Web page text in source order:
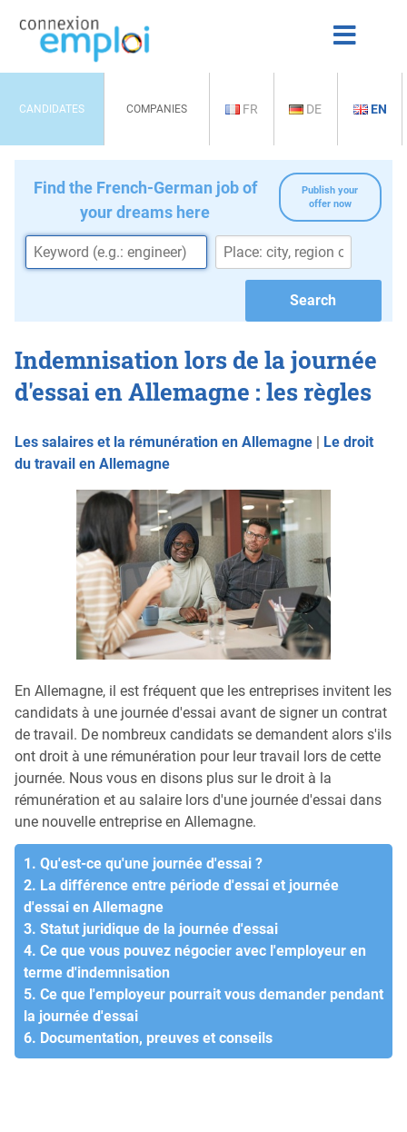
CANDIDATES COMPANIES FR DE EN
Publish your
offer now
Find the French-German job of
your dreams here
Indemnisation lors de la journée
d'essai en Allemagne : les règles
Les salaires et la rémunération en Allemagne | Le droit
du travail en Allemagne
En Allemagne, il est fréquent que les entreprises invitent les
candidats à une journée d'essai avant de signer un contrat
de travail. De nombreux candidats se demandent alors s'ils
ont droit à une rémunération pour leur travail lors de cette
journée. Nous vous en disons plus sur le droit à la
rémunération et au salaire lors d'une journée d'essai dans
une nouvelle entreprise en Allemagne.
1. Qu'est-ce qu'une journée d'essai ?
2. La différence entre période d'essai et journée
d'essai en Allemagne
3. Statut juridique de la journée d'essai
4. Ce que vous pouvez négocier avec l'employeur en
terme d'indemnisation
5. Ce que l'employeur pourrait vous demander pendant
la journée d'essai
6. Documentation, preuves et conseils